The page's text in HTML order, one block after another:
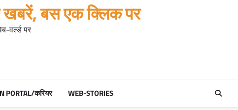
खबरें, बस एक क्लिक पर
वर्ल्ड पर
PORTAL/करियर WEB-STORIES